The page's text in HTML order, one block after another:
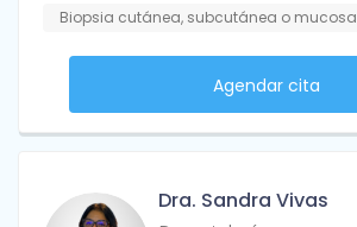
Biopsia cutánea, subcutánea o mucosa
Agendar cita
Dra. Sandra Vivas